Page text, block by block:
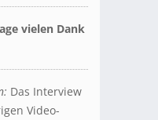
vielen Dank
Das Interview
Video-